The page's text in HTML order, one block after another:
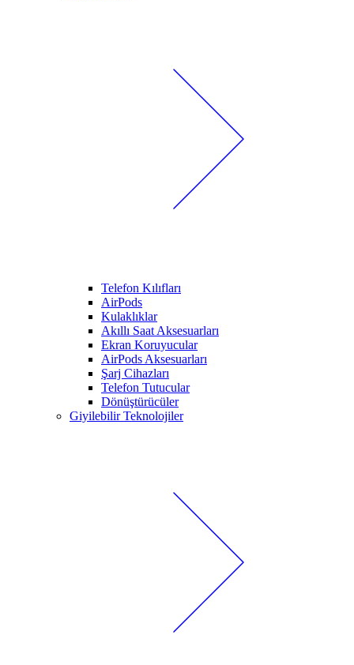
Telefon Kılıfları
AirPods
Kulaklıklar
Akıllı Saat Aksesuarları
Ekran Koruyucular
AirPods Aksesuarları
Şarj Cihazları
Telefon Tutucular
Dönüştürücüler
Giyilebilir Teknolojiler